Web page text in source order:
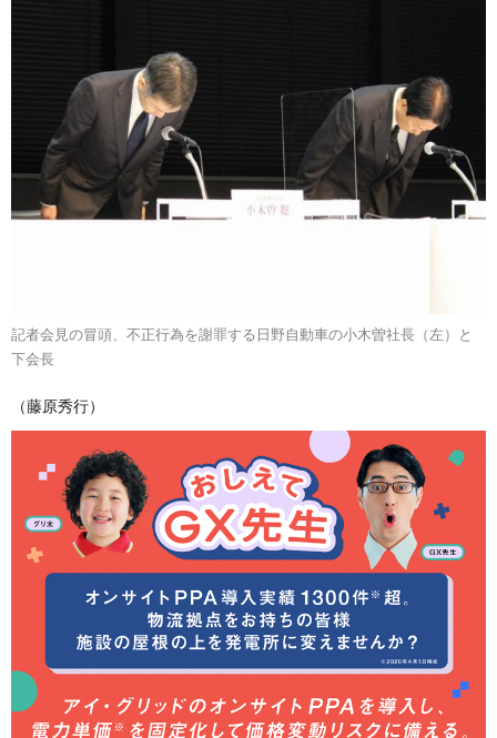
記者会見の冒頭、不正行為を謝罪する日野自動車の小木曽社長（左）と
下会長
（藤原秀行）